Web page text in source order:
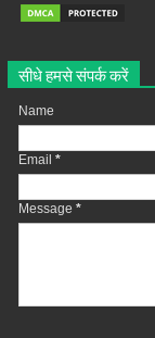
सीधे हमसे संपर्क करें
Name
Email *
Message *